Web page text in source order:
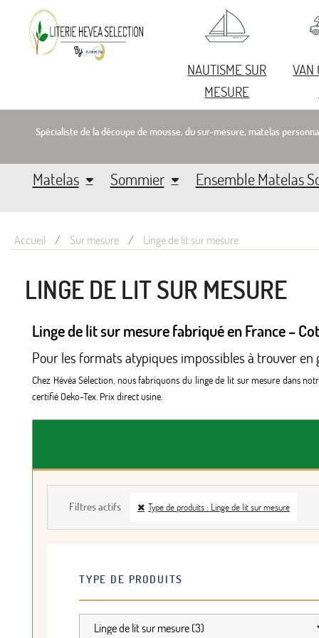
NAUTISME SUR
MESURE
VAN
Spécialiste de la découpe de mousse, du sur-mesure, matelas
Matelas Sommier Ensemble Matelas
Accueil Sur mesure Linge de lit sur mesure
LINGE DE LIT SUR MESURE
Linge de lit sur mesure fabriqué en France –
Pour les formats atypiques impossibles à trouver en
Chez Hévéa Sélection, nous fabriquons du linge de lit sur mesure dans
certifié Oeko-Tex. Prix direct usine.
Filtres actifs Type de produits : Linge de lit sur mesure
TYPE DE PRODUITS